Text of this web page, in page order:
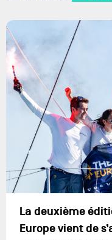
La deuxième
Europe vient de